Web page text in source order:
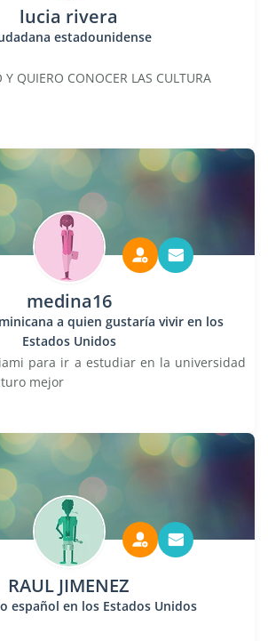
lucia rivera
estadounidense
Y QUIERO CONOCER LAS CULTURA
medina16
a quien gustaría vivir en los
Estados Unidos
para ir a estudiar en la universidad
mejor
RAUL JIMENEZ
español en los Estados Unidos